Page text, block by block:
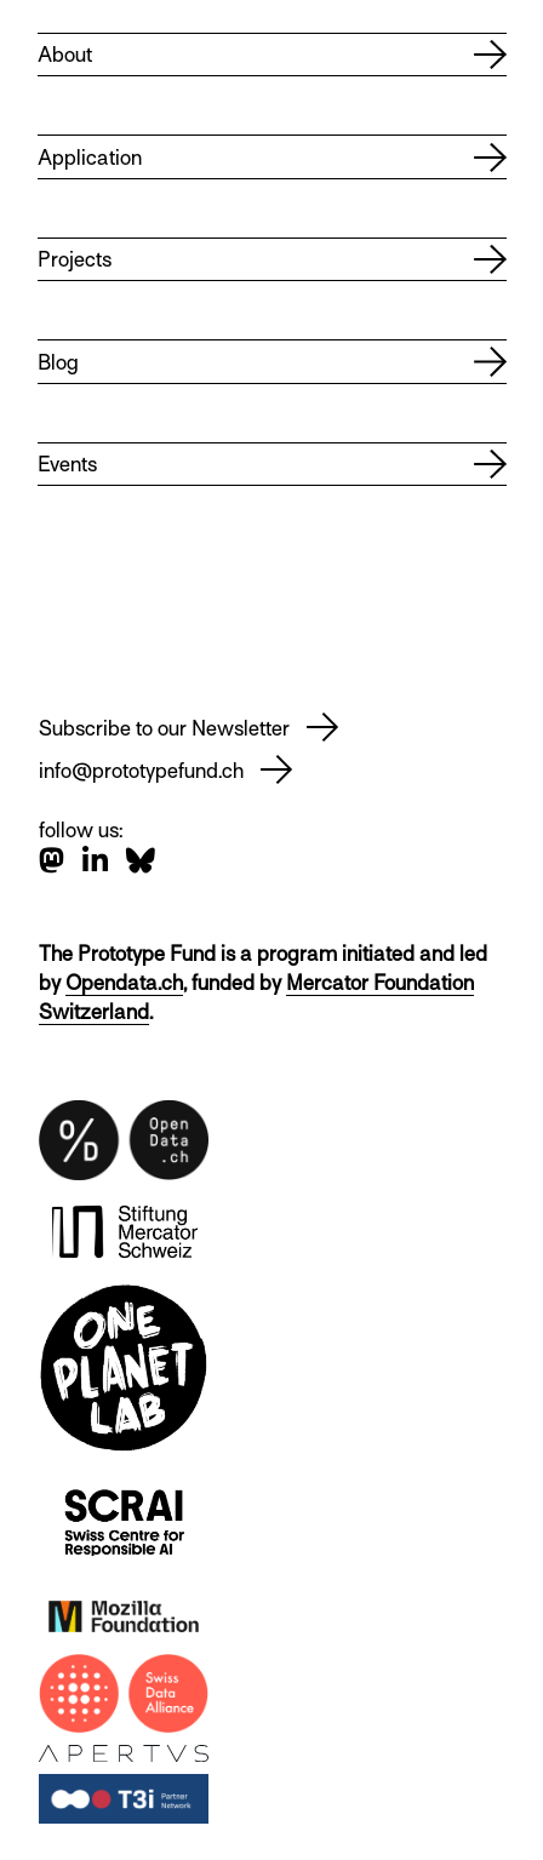
About
Application
Projects
Blog
Events
Subscribe to our Newsletter
info@prototypefund.ch
follow us:
The Prototype Fund is a program initiated and led
by Opendata.ch, funded by Mercator Foundation
Switzerland.